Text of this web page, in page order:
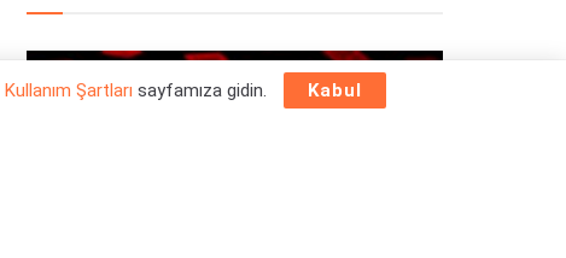
Kullanım Şartları sayfamıza gidin. Kabul